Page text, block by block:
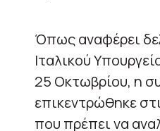
Όπως αναφέρει
Ιταλικού
25 Οκτωβρίου, η
επικεντρώθηκε
που πρέπει να